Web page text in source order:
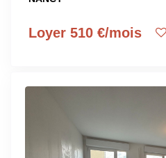
Loyer 510 €/mois